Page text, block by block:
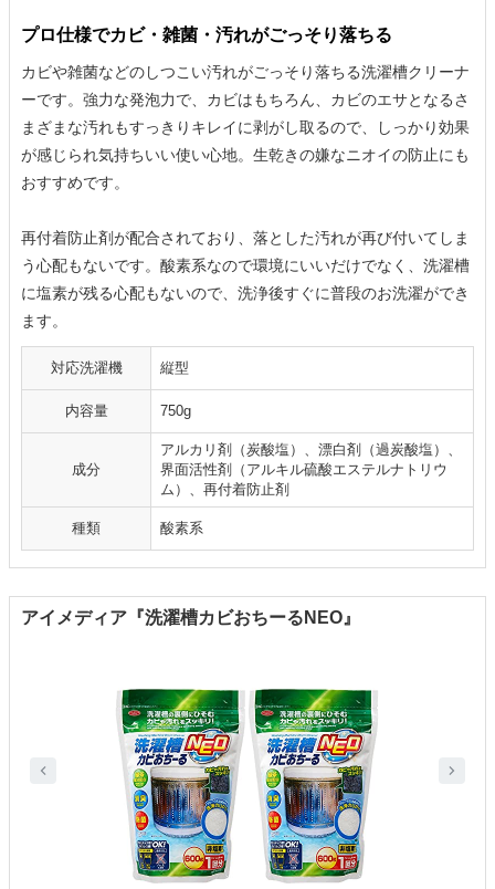
プロ仕様でカビ・雑菌・汚れがごっそり落ちる
カビや雑菌などのしつこい汚れがごっそり落ちる洗濯槽クリーナ
ーです。強力な発泡力で、カビはもちろん、カビのエサとなるさ
まざまな汚れもすっきりキレイに剥がし取るので、しっかり効果
が感じられ気持ちいい使い心地。生乾きの嫌なニオイの防止にも
おすすめです。
再付着防止剤が配合されており、落とした汚れが再び付いてしま
う心配もないです。酸素系なので環境にいいだけでなく、洗濯槽
に塩素が残る心配もないので、洗浄後すぐに普段のお洗濯ができ
ます。
対応洗濯機 縦型
内容量 750g
成分
アルカリ剤（炭酸塩）、漂白剤（過炭酸塩）、
界面活性剤（アルキル硫酸エステルナトリウ
ム）、再付着防止剤
種類 酸素系
アイメディア『洗濯槽カビおちーるNEO』